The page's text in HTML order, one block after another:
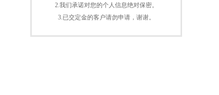
2.我们承诺对您的个人信息绝对保密。
3.已交定金的客户请勿申请，谢谢。